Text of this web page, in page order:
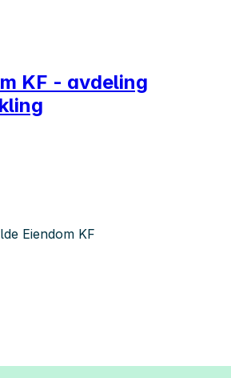
KF - avdeling
Eiendom KF